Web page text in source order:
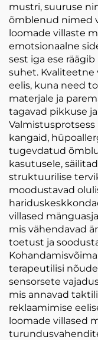
mustri, suuruse
õmblenud nimed
loomade villaste
emotsionaalne
sest iga ese
suhet. Kvaliteetne
eelis, kuna need
materjale ja
tagavad pikkuse
kangaid,
tugevdatud
kasutusele,
struktuurilise
moodustavad
villased
mis vähendavad
toetust ja
terapeutilisi
sensorsete
mis annavad
reklaamimise
loomade villased